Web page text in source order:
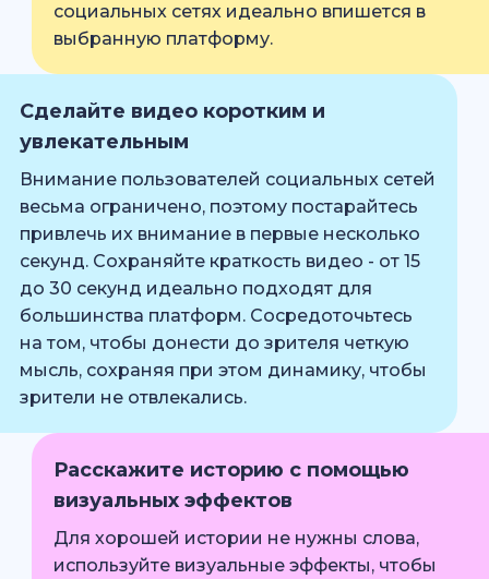
социальных сетях идеально впишется в
выбранную платформу.
Сделайте видео коротким и
увлекательным
Внимание пользователей социальных сетей
весьма ограничено, поэтому постарайтесь
привлечь их внимание в первые несколько
секунд. Сохраняйте краткость видео - от 15
до 30 секунд идеально подходят для
большинства платформ. Сосредоточьтесь
на том, чтобы донести до зрителя четкую
мысль, сохраняя при этом динамику, чтобы
зрители не отвлекались.
Расскажите историю с помощью
визуальных эффектов
Для хорошей истории не нужны слова,
используйте визуальные эффекты, чтобы